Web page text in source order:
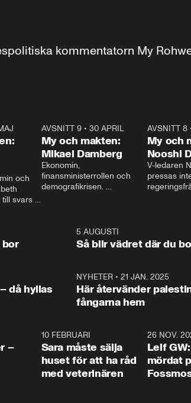
kommentatorn My
och
till svars
AVSNITT 9• 30 APRIL
My och makten:
Mikael Damberg
Ekonomin,
finansministerrollen och
demografikrisen.
och Makten.
AVSNITT 8
My och
Nooshi
V-ledaren
pressas
– Vi ställer
vara med
1:06
bor
5 AUGUSTI
Så blir vädret där du
då hyllas
NYHETER •21 JAN. 2025
Här återvänder
fångarna hem
–
10 FEBRUARI
Sara måste sälja
huset för att ha råd
med veterinären
26 NOV.
Leif
mördat